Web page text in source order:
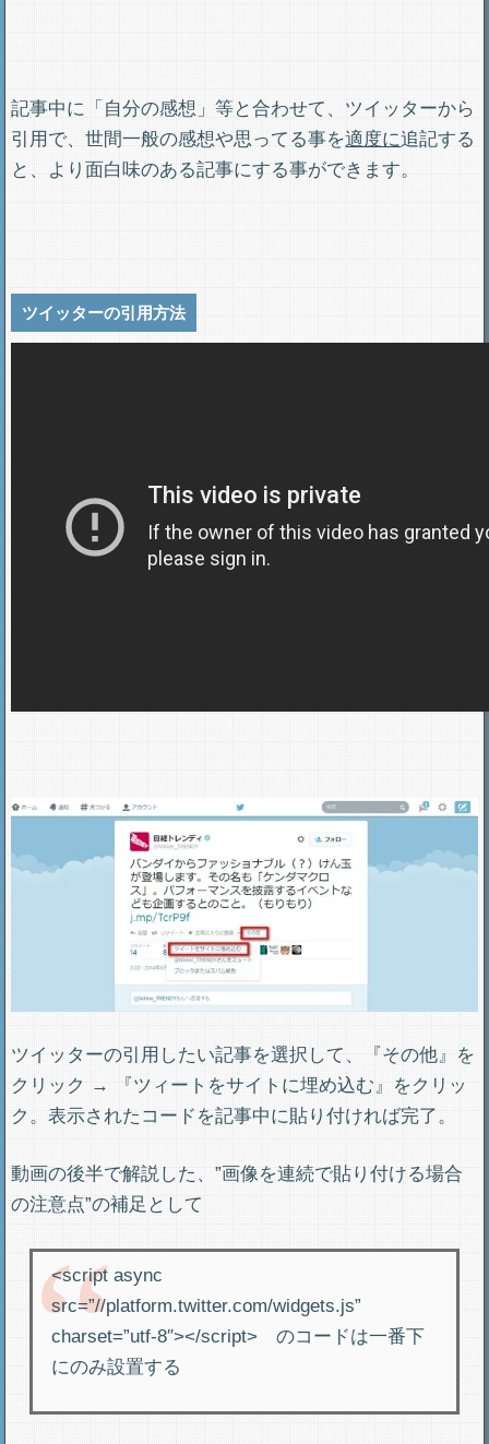
記事中に「自分の感想」等と合わせて、ツイッターから
引用で、世間一般の感想や思ってる事を適度に追記する
と、より面白味のある記事にする事ができます。
ツイッターの引用方法
ツイッターの引用したい記事を選択して、『その他』を
クリック → 『ツィートをサイトに埋め込む』をクリッ
ク。表示されたコードを記事中に貼り付ければ完了。
動画の後半で解説した、”画像を連続で貼り付ける場合
の注意点”の補足として
<script async
src=”//platform.twitter.com/widgets.js”
charset=”utf-8″></script> のコードは一番下
にのみ設置する